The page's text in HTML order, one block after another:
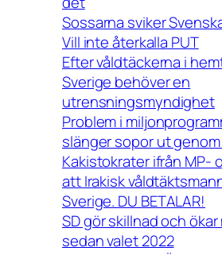
Sossarna sviker
Vill inte återkalla PUT
Efter våldtäckerna i
Sverige behöver en
utrensningsmyndighet
Problem i
slänger sopor ut
Kakistokrater ifrån MP-
att Irakisk
Sverige. DU BETALAR!
SD gör skillnad och
sedan valet 2022